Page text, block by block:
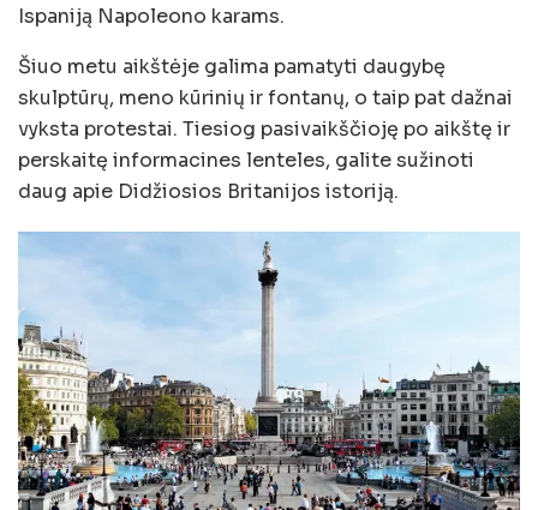
Ispaniją Napoleono karams.
Šiuo metu aikštėje galima pamatyti daugybę
skulptūrų, meno kūrinių ir fontanų, o taip pat dažnai
vyksta protestai. Tiesiog pasivaikščioję po aikštę ir
perskaitę informacines lenteles, galite sužinoti
daug apie Didžiosios Britanijos istoriją.